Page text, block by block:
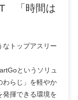
「時間は
なトップアスリー
というソリュ
わらじ」を軽やか
発揮できる環境を